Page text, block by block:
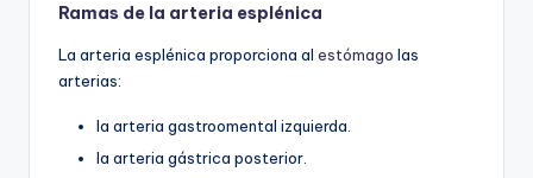
Ramas de la arteria esplénica
La arteria esplénica proporciona al estómago las
arterias:
la arteria gastroomental izquierda.
la arteria gástrica posterior.